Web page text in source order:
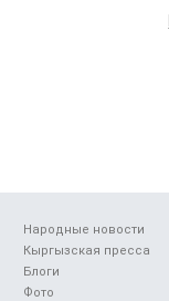
Народные новости
Кыргызская пресса
Блоги
Фото